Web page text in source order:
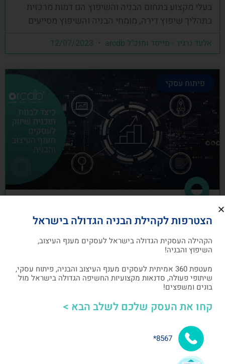
בעלי מקצוע בתחום הבניה והשיפוץ הם דמות מרכזית
בתהליך שיפוץ דירה, מומחי הבניה והשיפוץ מסייעים
אלעד גרגיר - מייסד ומנכ"ל arcdb
פיתוח עסקי
כיצד לבנות תוכנית שיווק לעסקים מענף
העיצוב והבניה
תוכנית שיווק הנה תוכנית כתובה, המהווה מפת דרכים
אלעד גרגיר - מייסד ומנכ"ל arcdb 05/07/2023
בניית קהילה ושיתופי פעולה
הצטרפות לקהילת הבניה הגדולה בישראל
הקהילה העסקית הגדולה בישראל לעסקים מענף העיצוב,
השיפוץ והבניה!
מעטפת 360 אמיתית לעסקים מענף העיצוב והבניה, פיתוח עסקי,
שיתופי פעולה, סדנאות מקצועיות החשיפה הגדולה בישראל מול
בונים ומשפצים!
קחו את העסק שלכם לשלב הבא >
8567*